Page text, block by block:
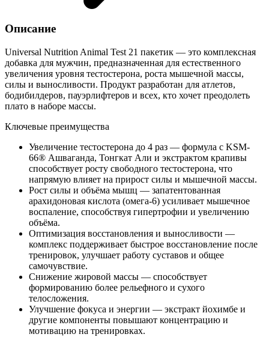
Описание
Universal Nutrition Animal Test 21 пакетик — это комплексная
добавка для мужчин, предназначенная для естественного
увеличения уровня тестостерона, роста мышечной массы,
силы и выносливости. Продукт разработан для атлетов,
бодибилдеров, пауэрлифтеров и всех, кто хочет преодолеть
плато в наборе массы.
Ключевые преимущества
Увеличение тестостерона до 4 раз — формула с KSM-
66® Ашваганда, Тонгкат Али и экстрактом крапивы
способствует росту свободного тестостерона, что
напрямую влияет на прирост силы и мышечной массы.
Рост силы и объёма мышц — запатентованная
арахидоновая кислота (омега-6) усиливает мышечное
воспаление, способствуя гипертрофии и увеличению
объёма.
Оптимизация восстановления и выносливости —
комплекс поддерживает быстрое восстановление после
тренировок, улучшает работу суставов и общее
самочувствие.
Снижение жировой массы — способствует
формированию более рельефного и сухого
телосложения.
Улучшение фокуса и энергии — экстракт йохимбе и
другие компоненты повышают концентрацию и
мотивацию на тренировках.